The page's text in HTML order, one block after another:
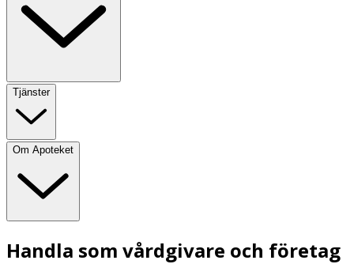
Tjänster
Om Apoteket
Handla som vårdgivare och företag